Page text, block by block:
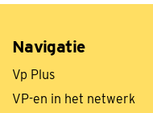
Navigatie
Vp Plus
VP-en in het netwerk